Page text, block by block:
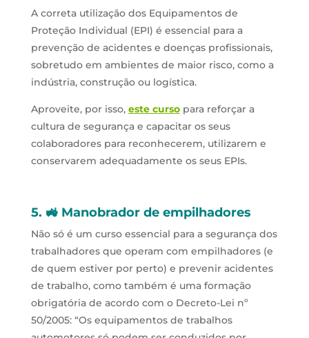
A correta utilização dos Equipamentos de
Proteção Individual (EPI) é essencial para a
prevenção de acidentes e doenças profissionais,
sobretudo em ambientes de maior risco, como a
indústria, construção ou logística.
Aproveite, por isso, este cursopara reforçar a
cultura de segurança e capacitar os seus
colaboradores para reconhecerem, utilizarem e
conservarem adequadamente os seus EPIs.
5. 🚜 Manobrador de empilhadores
Não só é um curso essencial para a segurança dos
trabalhadores que operam com empilhadores (e
de quem estiver por perto) e prevenir acidentes
de trabalho, como também é uma formação
obrigatória de acordo com o Decreto-Lei nº
50/2005: “Os equipamentos de trabalhos